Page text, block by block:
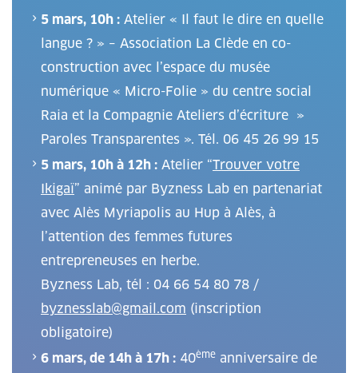
5 mars, 10h : Atelier « Il faut le dire en quelle
langue ? » – Association La Clède en co-
construction avec l’espace du musée
numérique « Micro-Folie » du centre social
Raia et la Compagnie Ateliers d’écriture »
Paroles Transparentes ». Tél. 06 45 26 99 15
5 mars, 10h à 12h : Atelier “Trouver votre
Ikigaï” animé par Byzness Lab en partenariat
avec Alès Myriapolis au Hup à Alès, à
l’attention des femmes futures
entrepreneuses en herbe.
Byzness Lab, tél : 04 66 54 80 78 /
byznesslab@gmail.com (inscription
obligatoire)
6 mars, de 14h à 17h : 40ème anniversaire de